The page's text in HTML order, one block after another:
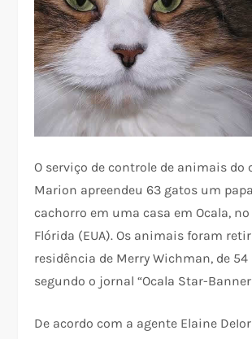
O serviço de controle de animais do
Marion apreendeu 63 gatos um
cachorro em uma casa em Ocala,
Flórida (EUA). Os animais foram
residência de Merry Wichman, de 54
segundo o jornal “Ocala Star-
De acordo com a agente Elaine